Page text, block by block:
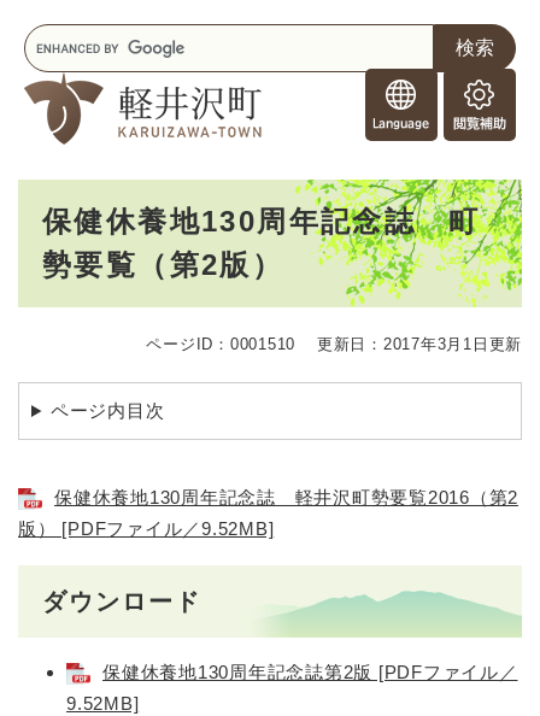
o
r
e
i
g
n
s
閲
覧
助
キ
ー
ワ
保健休養地130周年記念誌 町
勢要覧（第2版）
ページID：0001510 更新日：2017年3月1日更新
ページ内目次
保健休養地130周年記念誌 軽井沢町勢要覧2016（第2
版） [PDFファイル／9.52MB]
ダウンロード
保健休養地130周年記念誌第2版 [PDFファイル／
9.52MB]